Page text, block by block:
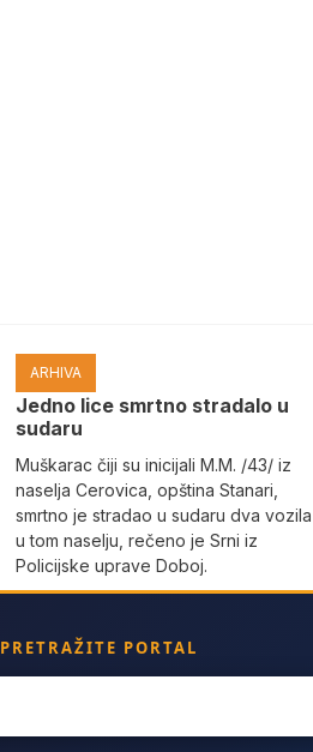
ARHIVA
Јedno lice smrtno stradalo u
sudaru
Muškarac čiji su inicijali M.M. /43/ iz
naselja Cerovica, opština Stanari,
smrtno je stradao u sudaru dva vozila
u tom naselju, rečeno je Srni iz
Policijske uprave Doboj.
PRETRAŽITE PORTAL